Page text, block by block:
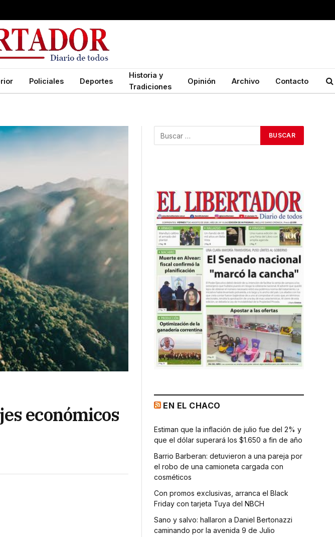
Policiales Deportes
Historia y
Tradiciones
Opinión Archivo Contacto
económicos
EN EL CHACO
Estiman que la inflación de julio fue del 2% y
que el dólar superará los $1.650 a fin de año
Barrio Barberan: detuvieron a una pareja por
el robo de una camioneta cargada con
cosméticos
Con promos exclusivas, arranca el Black
Friday con tarjeta Tuya del NBCH
Sano y salvo: hallaron a Daniel Bertonazzi
caminando por la avenida 9 de Julio